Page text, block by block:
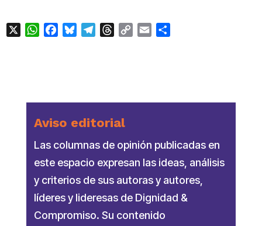
WhatsApp
FacebookBlueskyTelegramThreads
Copy Email
Aviso editorial
Las columnas de opinión publicadas en
este espacio expresan las ideas, análisis
y criterios de sus autoras y autores,
líderes y lideresas de Dignidad &
Compromiso. Su contenido